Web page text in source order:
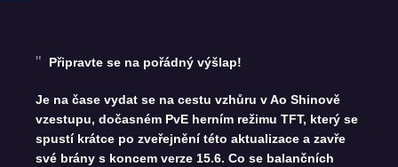
Připravte se na pořádný výšlap!
Je na čase vydat se na cestu vzhůru v Ao Shinově
vzestupu, dočasném PvE herním režimu TFT, který se
spustí krátce po zveřejnění této aktualizace a zavře
své brány s koncem verze 15.6. Co se balančních